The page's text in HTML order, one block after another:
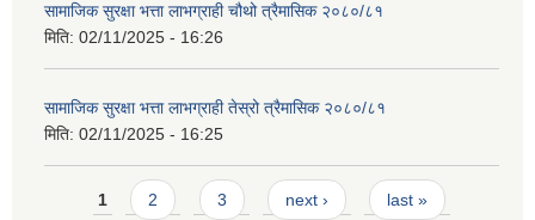
सामाजिक सुरक्षा भत्ता लाभग्राही चौथो त्रैमासिक २०८०/८१
मिति: 02/11/2025 - 16:26
सामाजिक सुरक्षा भत्ता लाभग्राही तेस्रो त्रैमासिक २०८०/८१
मिति: 02/11/2025 - 16:25
Pages
1 2 3 next › last »